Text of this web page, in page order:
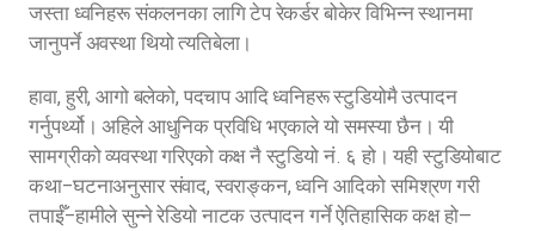
जस्ता ध्वनिहरू संकलनका लागि टेप रेकर्डर बोकेर विभिन्न स्थानमा
जानुपर्ने अवस्था थियो त्यतिबेला।
हावा, हुरी, आगो बलेको, पदचाप आदि ध्वनिहरू स्टुडियोमै उत्पादन
गर्नुपर्थ्यो। अहिले आधुनिक प्रविधि भएकाले यो समस्या छैन। यी
सामग्रीको व्यवस्था गरिएको कक्ष नै स्टुडियो नं. ६ हो। यही स्टुडियोबाट
कथा–घटनाअनुसार संवाद, स्वराङ्कन, ध्वनि आदिको समिश्रण गरी
तपाईँ–हामीले सुन्ने रेडियो नाटक उत्पादन गर्ने ऐतिहासिक कक्ष हो—